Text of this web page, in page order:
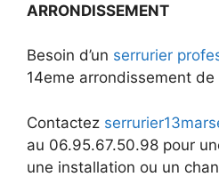
ARRONDISSEMENT
Besoin d’un serrurier
14eme arrondissement de
Contactez
au 06.95.67.50.98 pour
une installation ou un